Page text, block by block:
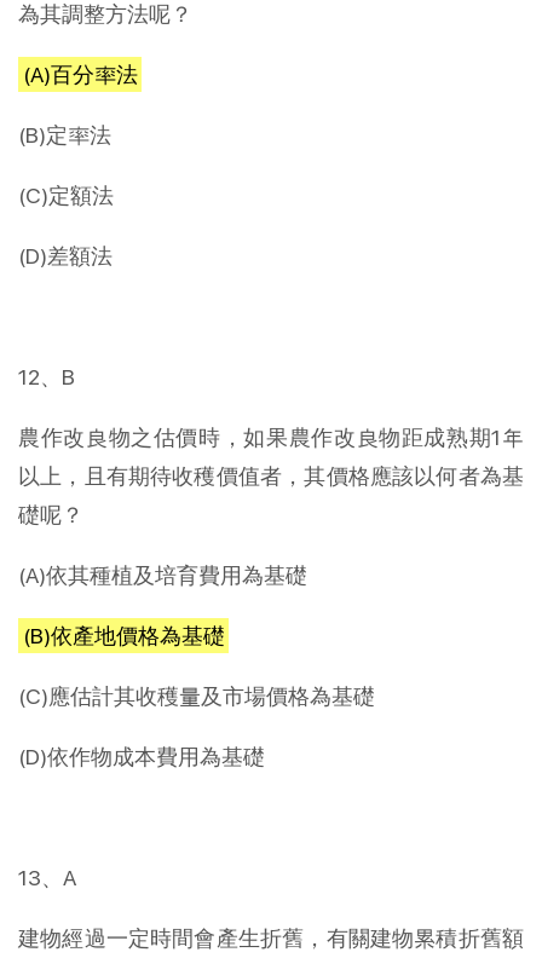
為其調整方法呢？
(A)百分率法
(B)定率法
(C)定額法
(D)差額法
12、B
農作改良物之估價時，如果農作改良物距成熟期1年
以上，且有期待收穫價值者，其價格應該以何者為基
礎呢？
(A)依其種植及培育費用為基礎
(B)依產地價格為基礎
(C)應估計其收穫量及市場價格為基礎
(D)依作物成本費用為基礎
13、A
建物經過一定時間會產生折舊，有關建物累積折舊額